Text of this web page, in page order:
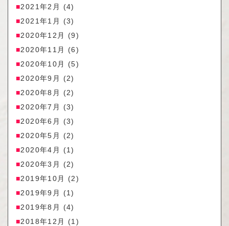
2021年2月
(4)
2021年1月
(3)
2020年12月
(9)
2020年11月
(6)
2020年10月
(5)
2020年9月
(2)
2020年8月
(2)
2020年7月
(3)
2020年6月
(3)
2020年5月
(2)
2020年4月
(1)
2020年3月
(2)
2019年10月
(2)
2019年9月
(1)
2019年8月
(4)
2018年12月
(1)